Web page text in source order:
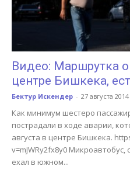
Видео: Маршрутка
центре Бишкека,
Бектур Искендер - 27 августа 2014
Как минимум шестеро
пострадали в ходе аварии,
августа в центре Бишкека.
v=mJWRy2fx8y0
ехал в южном...